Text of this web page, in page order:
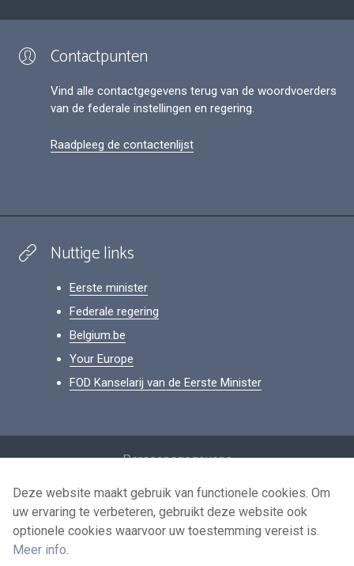
Contactpunten
Vind alle contactgegevens terug van de woordvoerders
van de federale instellingen en regering.
Raadpleeg de contactenlijst
Nuttige links
Eerste minister
Federale regering
Belgium.be
Your Europe
FOD Kanselarij van de Eerste Minister
Persoonsgegevens
Voorwaarden voor het hergebruik
Contacteer ons
Deze website maakt gebruik van functionele cookies. Om
uw ervaring te verbeteren, gebruikt deze website ook
optionele cookies waarvoor uw toestemming vereist is.
Meer info.